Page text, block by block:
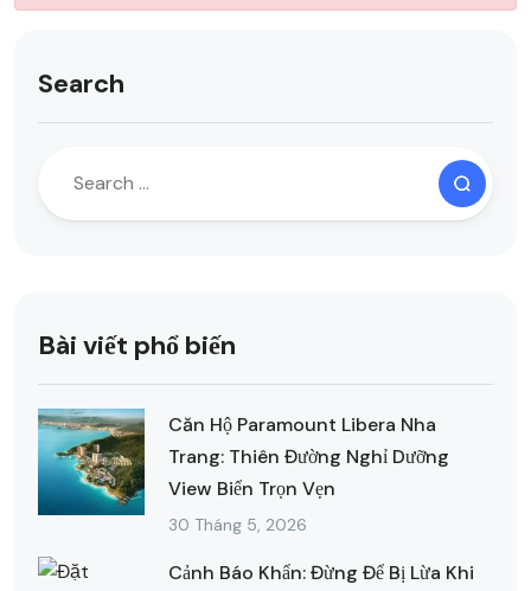
Search
Bài viết phổ biến
Căn Hộ Paramount Libera Nha
Trang: Thiên Đường Nghỉ Dưỡng
View Biển Trọn Vẹn
30 Tháng 5, 2026
Cảnh Báo Khẩn: Đừng Để Bị Lừa Khi